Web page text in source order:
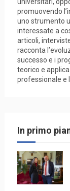
universitari,
promuovendo
uno strumento
interessate a
articoli,
racconta
successo e i
teorico e
professionale e
In primo